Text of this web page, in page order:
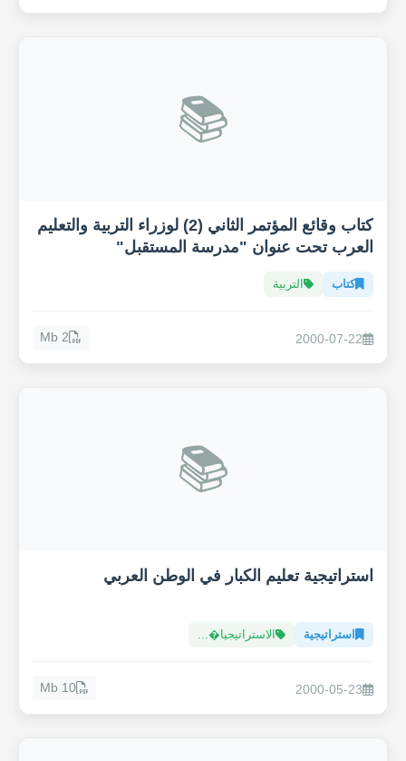
📚
كتاب وقائع المؤتمر الثاني (2) لوزراء التربية والتعليم
العرب تحت عنوان "مدرسة المستقبل"
كتاب التربية
2000-07-22
2 Mb
📚
استراتيجية تعليم الكبار في الوطن العربي
استراتيجية الاستراتيجيا�...
2000-05-23
10 Mb